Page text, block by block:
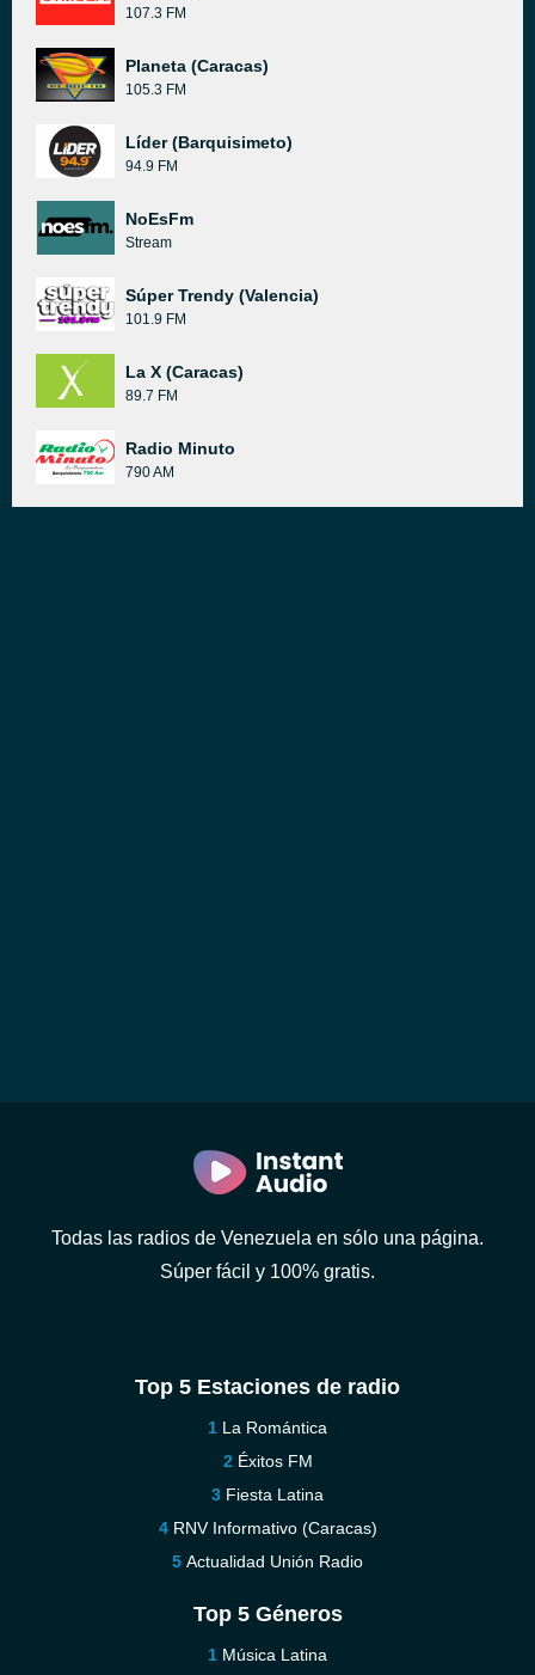
107.3 FM
Planeta (Caracas)
105.3 FM
Líder (Barquisimeto)
94.9 FM
NoEsFm
Stream
Súper Trendy (Valencia)
101.9 FM
La X (Caracas)
89.7 FM
Radio Minuto
790 AM
Todas las radios de Venezuela en sólo una página.
Súper fácil y 100% gratis.
Top 5 Estaciones de radio
La Romántica
Éxitos FM
Fiesta Latina
RNV Informativo (Caracas)
Actualidad Unión Radio
Top 5 Géneros
Música Latina